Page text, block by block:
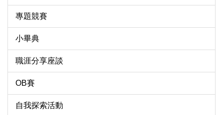
專題競賽
小畢典
職涯分享座談
OB賽
自我探索活動